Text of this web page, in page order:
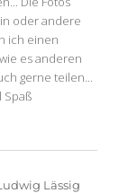
oder andere
ich einen
es anderen
gerne teilen...
Spaß
Lässig